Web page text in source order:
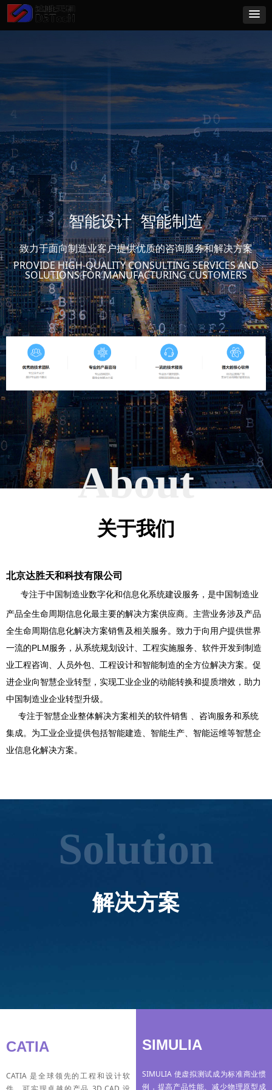
智能设计 智能制造
致力于面向制造业客户提供优质的咨询服务和解决方案
PROVIDE HIGH-QUALITY CONSULTING SERVICES AND
SOLUTIONS FOR MANUFACTURING CUSTOMERS
Solution
解决方案
CATIA
CATIA 是全球领先的工程和设计软
SIMULIA
SIMULIA 使虚拟测试成为标准商业惯
例，提高产品性能、减少物理原型成
关于我们
About
北京达胜天和科技有限公司
专注于中国制造业数字化和信息化系统建设服务，是中国制造业
产品全生命周期信息化最主要的解决方案供应商。主营业务涉及产品
全生命周期信息化解决方案销售及相关服务。致力于向用户提供世界
一流的PLM服务，从系统规划设计、工程实施服务、软件开发到制造
业工程咨询、人员外包、工程设计和智能制造的全方位解决方案。促
进企业向智慧企业转型，实现工业企业的动能转换和提质增效，助力
中国制造业企业转型升级。
专注于智慧企业整体解决方案相关的软件销售 、咨询服务和系统
集成。为工业企业提供包括智能建造、智能生产、智能运维等智慧企
业信息化解决方案。